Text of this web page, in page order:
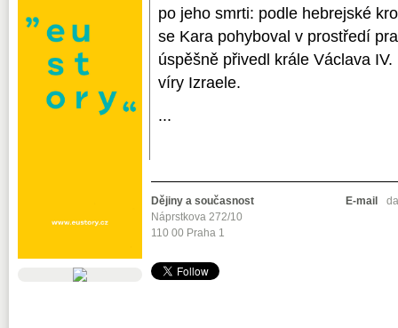
po jeho smrti: podle hebrejské
se Kara pohyboval v prostředí
úspěšně přivedl krále Václava
víry Izraele.
...
Dějiny a současnost
Náprstkova 272/10
110 00 Praha 1
E-mail